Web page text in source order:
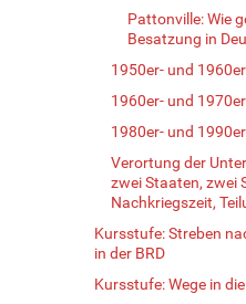
Pattonville: Wie
Besatzung in
1950er- und
1960er- und
1980er- und
Verortung der
zwei Staaten, zwei
Nachkriegszeit,
Kursstufe: Streben
in der BRD
Kursstufe: Wege in